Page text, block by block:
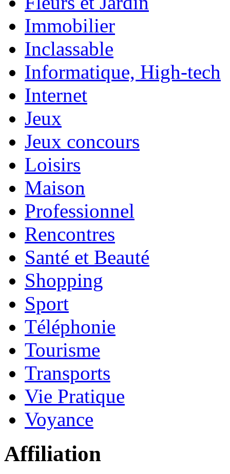
Immobilier
Inclassable
Informatique, High-tech
Internet
Jeux
Jeux concours
Loisirs
Maison
Professionnel
Rencontres
Santé et Beauté
Shopping
Sport
Téléphonie
Tourisme
Transports
Vie Pratique
Voyance
Affiliation